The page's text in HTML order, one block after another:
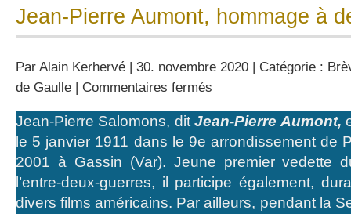
Jean-Pierre Aumont, hommage à
Par Alain Kerhervé | 30. novembre 2020 | Catégorie :
de Gaulle | Commentaires fermés
Pierre
Aumont,
hommage
de
Gaulle
Jean-Pierre Salomons, ditJean-Pierre Aumont,
le 5 janvier 1911 dans le 9e arrondissement de
2001 à Gassin (Var). Jeune premier vedette
l’entre-deux-guerres, il participe également,
divers films américains. Par ailleurs, pendant la